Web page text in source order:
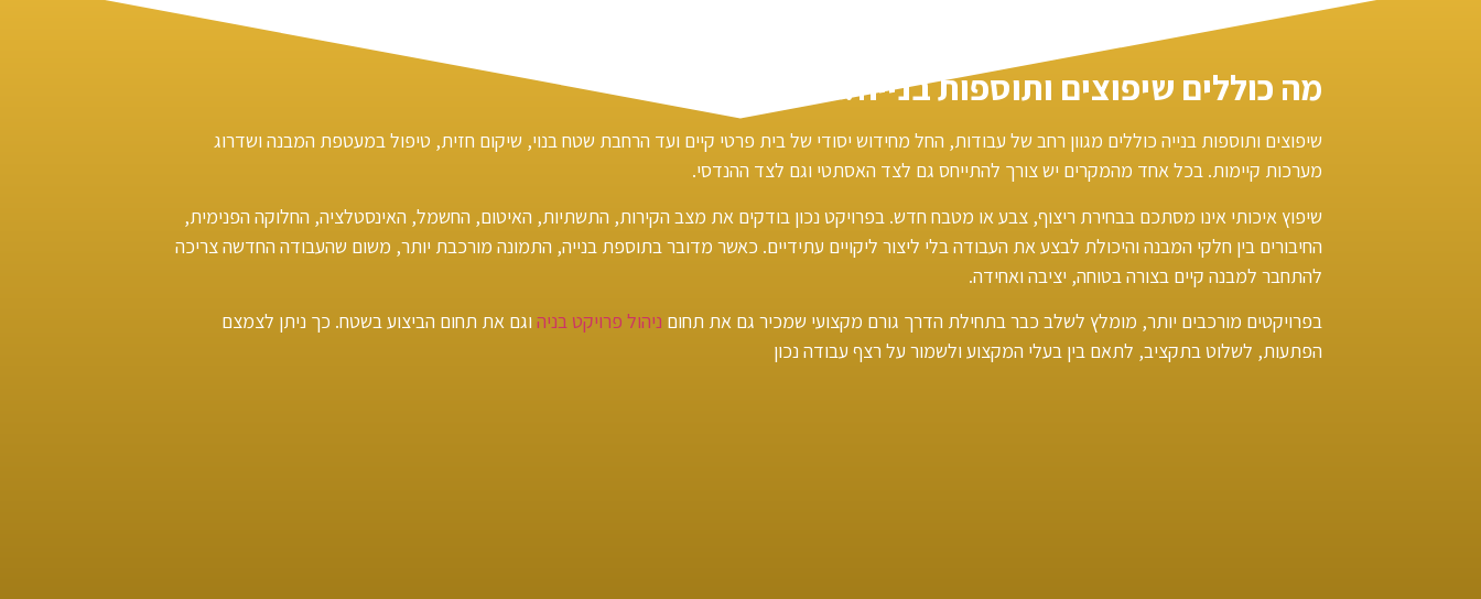
מה כוללים שיפוצים ותוספות בנייה?
שיפוצים ותוספות בנייה כוללים מגוון רחב של עבודות, החל מחידוש יסודי של בית פרטי קיים ועד הרחבת שטח בנוי, שיקום חזית, טיפול במעטפת המבנה ושדרוג
מערכות קיימות. בכל אחד מהמקרים יש צורך להתייחס גם לצד האסתטי וגם לצד ההנדסי.
שיפוץ איכותי אינו מסתכם בבחירת ריצוף, צבע או מטבח חדש. בפרויקט נכון בודקים את מצב הקירות, התשתיות, האיטום, החשמל, האינסטלציה, החלוקה הפנימית,
החיבורים בין חלקי המבנה והיכולת לבצע את העבודה בלי ליצור ליקויים עתידיים. כאשר מדובר בתוספת בנייה, התמונה מורכבת יותר, משום שהעבודה החדשה צריכה
להתחבר למבנה קיים בצורה בטוחה, יציבה ואחידה.
בפרויקטים מורכבים יותר, מומלץ לשלב כבר בתחילת הדרך גורם מקצועי שמכיר גם את תחום ניהול פרויקט בניה וגם את תחום הביצוע בשטח. כך ניתן לצמצם
הפתעות, לשלוט בתקציב, לתאם בין בעלי המקצוע ולשמור על רצף עבודה נכון